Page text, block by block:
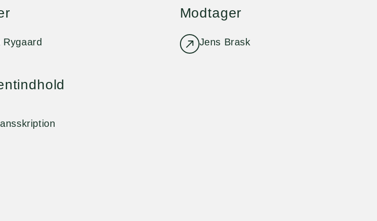
Rygaard
Modtager
Jens Brask